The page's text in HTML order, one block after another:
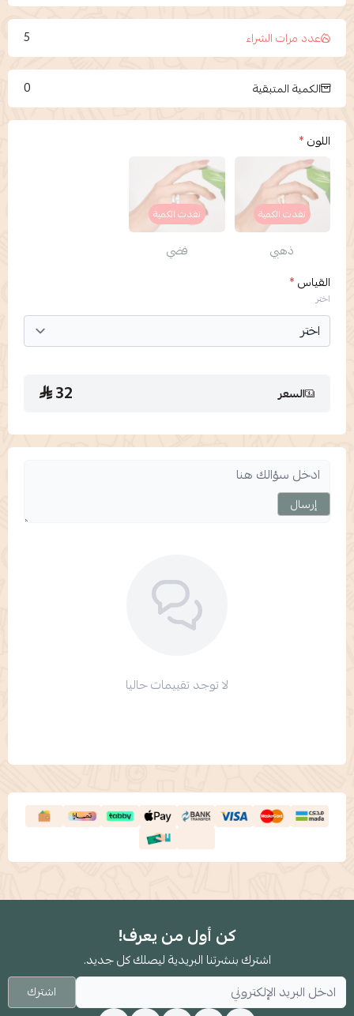
عدد مرات الشراء 5
الكمية المتبقية 0
اللون*
نفدت الكمية
ذهبي
نفدت الكمية
فضي
القياس*
اختر
السعر 32
إرسال
لا توجد تقييمات حاليا
كن أول من يعرف!
اشترك بنشرتنا البريدية ليصلك كل جديد.
اشترك